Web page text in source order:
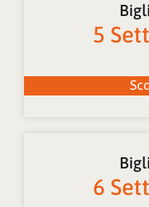
5
6